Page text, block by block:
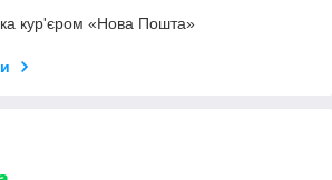
кур'єром «Нова Пошта»